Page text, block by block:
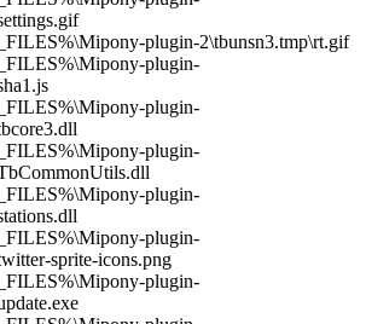
plugin-2\tbunsn3.tmp\rt.gif
plugin-
plugin-
plugin-
plugin-
plugin-
sprite-icons.png
plugin-